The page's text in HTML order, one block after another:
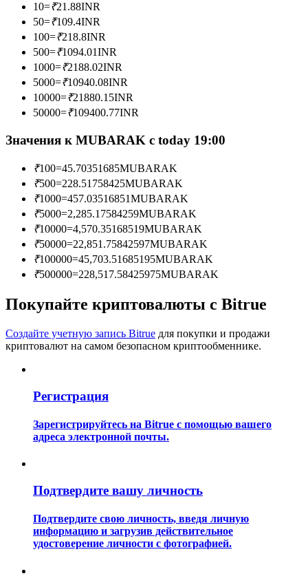
Станьте копи-трейдером
Наслаждайтесь распределением прибыли и комиссиями
за копи-трейдинг
Информация
Анализ больших данных, включая торговую информацию
и т. д.
Руководство для начинающих по фьючерсам
Торговые стратегии
10=₹21.88INR
50=₹109.4INR
100=₹218.8INR
500=₹1094.01INR
1000=₹2188.02INR
5000=₹10940.08INR
10000=₹21880.15INR
50000=₹109400.77INR
Значения к MUBARAK с today 19:00
₹100=45.70351685MUBARAK
₹500=228.51758425MUBARAK
₹1000=457.03516851MUBARAK
₹5000=2,285.17584259MUBARAK
₹10000=4,570.35168519MUBARAK
₹50000=22,851.75842597MUBARAK
₹100000=45,703.51685195MUBARAK
₹500000=228,517.58425975MUBARAK
Покупайте криптовалюты с Bitrue
Создайте учетную запись Bitrue для покупки и продажи
криптовалют на самом безопасном криптообменнике.
Регистрация
Зарегистрируйтесь на Bitrue с помощью вашего
адреса электронной почты.
Подтвердите вашу личность
Подтвердите свою личность, введя личную
информацию и загрузив действительное
удостоверение личности с фотографией.